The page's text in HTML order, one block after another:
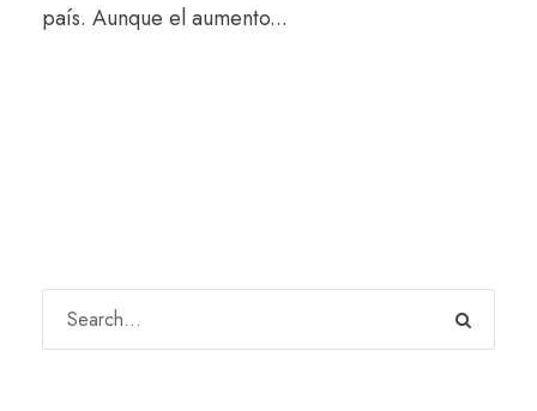
país. Aunque el aumento...